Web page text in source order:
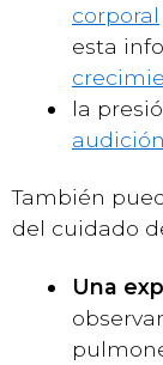
corporal
esta
la
audición
También
del cuidado
Una